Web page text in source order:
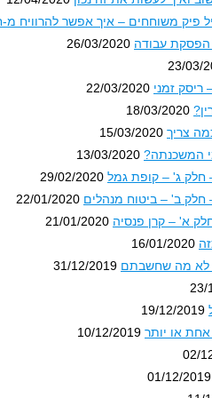
פיק משוחחים – איך אפשר להרוויח
הפסקת עבודה 26/03/2020
23/03/
ריסק זמני 22/03/2020
18/03/2020
צריך 15/03/2020
המשכנתה? 13/03/2020
חלק ג' – קופת גמל 29/02/2020
חלק ב' – ביטוח מנהלים 22/01/2020
א' – קרן פנסיה 21/01/2020
16/01/2020
לא מה שחשבתם 31/12/2019
23/
19/12/2019
או יותר 10/12/2019
02/
01/12/2019